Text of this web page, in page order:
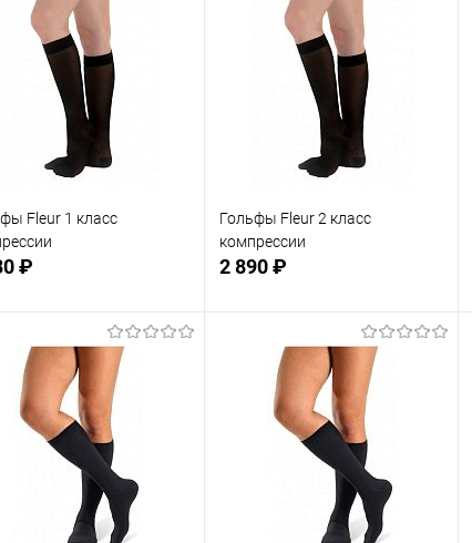
Fleur 1 класс
₽
Подписаться
В избранное
Недоступно
Гольфы Fleur 2 класс
компрессии
2 890 ₽
Подписаться
В избранное
Недоступно